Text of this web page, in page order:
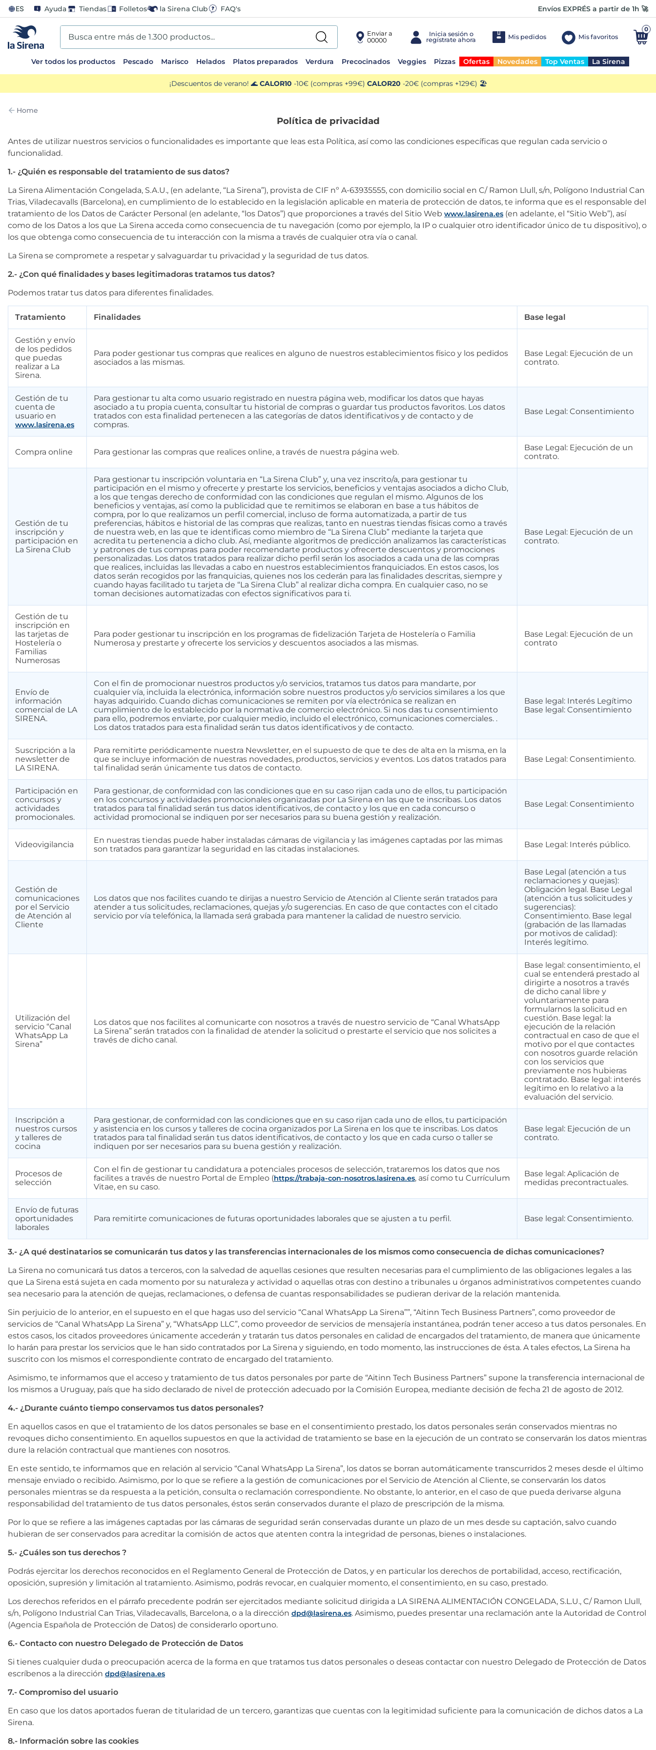
ES Ayuda Tiendas Folletos la Sirena Club FAQ's Envíos EXPRÉS a partir de 1h 🚀
Busca entre más de 1.300 productos...
Enviar a
00000
Mis pedidos Mis favoritos
0
Ver todos los productos Pescado Marisco Helados Platos preparados Verdura Precocinados Veggies Pizzas Ofertas Novedades Top Ventas La Sirena
¡Descuentos de verano! 🌊 CALOR10 -10€ (compras +99€) CALOR20 -20€ (compras +129€) 🏖️
Home
Política de privacidad
Antes de utilizar nuestros servicios o funcionalidades es importante que leas esta Política, así como las condiciones específicas que regulan cada servicio o
funcionalidad.
1.- ¿Quién es responsable del tratamiento de sus datos?
La Sirena Alimentación Congelada, S.A.U., (en adelante, “La Sirena”), provista de CIF nº A-63935555, con domicilio social en C/ Ramon Llull, s/n, Polígono Industrial Can
Trias, Viladecavalls (Barcelona), en cumplimiento de lo establecido en la legislación aplicable en materia de protección de datos, te informa que es el responsable del
tratamiento de los Datos de Carácter Personal (en adelante, “los Datos”) que proporciones a través del Sitio Web www.lasirena.es (en adelante, el “Sitio Web”), así
como de los Datos a los que La Sirena acceda como consecuencia de tu navegación (como por ejemplo, la IP o cualquier otro identificador único de tu dispositivo), o
los que obtenga como consecuencia de tu interacción con la misma a través de cualquier otra vía o canal.
La Sirena se compromete a respetar y salvaguardar tu privacidad y la seguridad de tus datos.
2.- ¿Con qué finalidades y bases legitimadoras tratamos tus datos?
Podemos tratar tus datos para diferentes finalidades.
Tratamiento Finalidades Base legal
Gestión y envío
de los pedidos
que puedas
realizar a La
Sirena.
Para poder gestionar tus compras que realices en alguno de nuestros establecimientos físico y los pedidos
asociados a las mismas.
Base Legal: Ejecución de un
contrato.
Gestión de tu
cuenta de
usuario en
www.lasirena.es
Para gestionar tu alta como usuario registrado en nuestra página web, modificar los datos que hayas
asociado a tu propia cuenta, consultar tu historial de compras o guardar tus productos favoritos. Los datos
tratados con esta finalidad pertenecen a las categorías de datos identificativos y de contacto y de
compras.
Base Legal: Consentimiento
Compra online Para gestionar las compras que realices online, a través de nuestra página web.
Base Legal: Ejecución de un
contrato.
Gestión de tu
inscripción y
participación en
La Sirena Club
Para gestionar tu inscripción voluntaria en “La Sirena Club” y, una vez inscrito/a, para gestionar tu
participación en el mismo y ofrecerte y prestarte los servicios, beneficios y ventajas asociados a dicho Club,
a los que tengas derecho de conformidad con las condiciones que regulan el mismo. Algunos de los
beneficios y ventajas, así como la publicidad que te remitimos se elaboran en base a tus hábitos de
compra, por lo que realizamos un perfil comercial, incluso de forma automatizada, a partir de tus
preferencias, hábitos e historial de las compras que realizas, tanto en nuestras tiendas físicas como a través
de nuestra web, en las que te identificas como miembro de “La Sirena Club” mediante la tarjeta que
acredita tu pertenencia a dicho club. Así, mediante algoritmos de predicción analizamos las características
y patrones de tus compras para poder recomendarte productos y ofrecerte descuentos y promociones
personalizadas. Los datos tratados para realizar dicho perfil serán los asociados a cada una de las compras
que realices, incluidas las llevadas a cabo en nuestros establecimientos franquiciados. En estos casos, los
datos serán recogidos por las franquicias, quienes nos los cederán para las finalidades descritas, siempre y
cuando hayas facilitado tu tarjeta de “La Sirena Club” al realizar dicha compra. En cualquier caso, no se
toman decisiones automatizadas con efectos significativos para ti.
Base Legal: Ejecución de un
contrato.
Gestión de tu
inscripción en
las tarjetas de
Hostelería o
Familias
Numerosas
Para poder gestionar tu inscripción en los programas de fidelización Tarjeta de Hostelería o Familia
Numerosa y prestarte y ofrecerte los servicios y descuentos asociados a las mismas.
Base Legal: Ejecución de un
contrato
Envío de
información
comercial de LA
SIRENA.
Con el fin de promocionar nuestros productos y/o servicios, tratamos tus datos para mandarte, por
cualquier vía, incluida la electrónica, información sobre nuestros productos y/o servicios similares a los que
hayas adquirido. Cuando dichas comunicaciones se remiten por vía electrónica se realizan en
cumplimiento de lo establecido por la normativa de comercio electrónico. Si nos das tu consentimiento
para ello, podremos enviarte, por cualquier medio, incluido el electrónico, comunicaciones comerciales. .
Los datos tratados para esta finalidad serán tus datos identificativos y de contacto.
Base legal: Interés Legítimo
Base legal: Consentimiento
Suscripción a la
newsletter de
LA SIRENA.
Para remitirte periódicamente nuestra Newsletter, en el supuesto de que te des de alta en la misma, en la
que se incluye información de nuestras novedades, productos, servicios y eventos. Los datos tratados para
tal finalidad serán únicamente tus datos de contacto.
Base Legal: Consentimiento.
Participación en
concursos y
actividades
promocionales.
Para gestionar, de conformidad con las condiciones que en su caso rijan cada uno de ellos, tu participación
en los concursos y actividades promocionales organizadas por La Sirena en las que te inscribas. Los datos
tratados para tal finalidad serán tus datos identificativos, de contacto y los que en cada concurso o
actividad promocional se indiquen por ser necesarios para su buena gestión y realización.
Base Legal: Consentimiento
Videovigilancia
En nuestras tiendas puede haber instaladas cámaras de vigilancia y las imágenes captadas por las mimas
son tratados para garantizar la seguridad en las citadas instalaciones.
Base Legal: Interés público.
Gestión de
comunicaciones
por el Servicio
de Atención al
Cliente
Los datos que nos facilites cuando te dirijas a nuestro Servicio de Atención al Cliente serán tratados para
atender a tus solicitudes, reclamaciones, quejas y/o sugerencias. En caso de que contactes con el citado
servicio por vía telefónica, la llamada será grabada para mantener la calidad de nuestro servicio.
Base Legal (atención a tus
reclamaciones y quejas):
Obligación legal. Base Legal
(atención a tus solicitudes y
sugerencias):
Consentimiento. Base legal
(grabación de las llamadas
por motivos de calidad):
Interés legítimo.
Utilización del
servicio “Canal
WhatsApp La
Sirena”
Los datos que nos facilites al comunicarte con nosotros a través de nuestro servicio de “Canal WhatsApp
La Sirena” serán tratados con la finalidad de atender la solicitud o prestarte el servicio que nos solicites a
través de dicho canal.
Base legal: consentimiento, el
cual se entenderá prestado al
dirigirte a nosotros a través
de dicho canal libre y
voluntariamente para
formularnos la solicitud en
cuestión. Base legal: la
ejecución de la relación
contractual en caso de que el
motivo por el que contactes
con nosotros guarde relación
con los servicios que
previamente nos hubieras
contratado. Base legal: interés
legítimo en lo relativo a la
evaluación del servicio.
Inscripción a
nuestros cursos
y talleres de
cocina
Para gestionar, de conformidad con las condiciones que en su caso rijan cada uno de ellos, tu participación
y asistencia en los cursos y talleres de cocina organizados por La Sirena en los que te inscribas. Los datos
tratados para tal finalidad serán tus datos identificativos, de contacto y los que en cada curso o taller se
indiquen por ser necesarios para su buena gestión y realización.
Base legal: Ejecución de un
contrato.
Procesos de
selección
Con el fin de gestionar tu candidatura a potenciales procesos de selección, trataremos los datos que nos
facilites a través de nuestro Portal de Empleo (https://trabaja-con-nosotros.lasirena.es, así como tu Currículum
Vitae, en su caso.
Base legal: Aplicación de
medidas precontractuales.
Envío de futuras
oportunidades
laborales
Para remitirte comunicaciones de futuras oportunidades laborales que se ajusten a tu perfil. Base legal: Consentimiento.
3.- ¿A qué destinatarios se comunicarán tus datos y las transferencias internacionales de los mismos como consecuencia de dichas comunicaciones?
La Sirena no comunicará tus datos a terceros, con la salvedad de aquellas cesiones que resulten necesarias para el cumplimiento de las obligaciones legales a las
que La Sirena está sujeta en cada momento por su naturaleza y actividad o aquellas otras con destino a tribunales u órganos administrativos competentes cuando
sea necesario para la atención de quejas, reclamaciones, o defensa de cuantas responsabilidades se pudieran derivar de la relación mantenida.
Sin perjuicio de lo anterior, en el supuesto en el que hagas uso del servicio “Canal WhatsApp La Sirena””, “Aitinn Tech Business Partners”, como proveedor de
servicios de “Canal WhatsApp La Sirena” y, “WhatsApp LLC”, como proveedor de servicios de mensajería instantánea, podrán tener acceso a tus datos personales. En
estos casos, los citados proveedores únicamente accederán y tratarán tus datos personales en calidad de encargados del tratamiento, de manera que únicamente
lo harán para prestar los servicios que le han sido contratados por La Sirena y siguiendo, en todo momento, las instrucciones de ésta. A tales efectos, La Sirena ha
suscrito con los mismos el correspondiente contrato de encargado del tratamiento.
Asimismo, te informamos que el acceso y tratamiento de tus datos personales por parte de “Aitinn Tech Business Partners” supone la transferencia internacional de
los mismos a Uruguay, país que ha sido declarado de nivel de protección adecuado por la Comisión Europea, mediante decisión de fecha 21 de agosto de 2012.
4.- ¿Durante cuánto tiempo conservamos tus datos personales?
En aquellos casos en que el tratamiento de los datos personales se base en el consentimiento prestado, los datos personales serán conservados mientras no
revoques dicho consentimiento. En aquellos supuestos en que la actividad de tratamiento se base en la ejecución de un contrato se conservarán los datos mientras
dure la relación contractual que mantienes con nosotros.
En este sentido, te informamos que en relación al servicio “Canal WhatsApp La Sirena”, los datos se borran automáticamente transcurridos 2 meses desde el último
mensaje enviado o recibido. Asimismo, por lo que se refiere a la gestión de comunicaciones por el Servicio de Atención al Cliente, se conservarán los datos
personales mientras se da respuesta a la petición, consulta o reclamación correspondiente. No obstante, lo anterior, en el caso de que pueda derivarse alguna
responsabilidad del tratamiento de tus datos personales, éstos serán conservados durante el plazo de prescripción de la misma.
Por lo que se refiere a las imágenes captadas por las cámaras de seguridad serán conservadas durante un plazo de un mes desde su captación, salvo cuando
hubieran de ser conservados para acreditar la comisión de actos que atenten contra la integridad de personas, bienes o instalaciones.
5.- ¿Cuáles son tus derechos ?
Podrás ejercitar los derechos reconocidos en el Reglamento General de Protección de Datos, y en particular los derechos de portabilidad, acceso, rectificación,
oposición, supresión y limitación al tratamiento. Asimismo, podrás revocar, en cualquier momento, el consentimiento, en su caso, prestado.
Los derechos referidos en el párrafo precedente podrán ser ejercitados mediante solicitud dirigida a LA SIRENA ALIMENTACIÓN CONGELADA, S.L.U., C/ Ramon Llull,
s/n, Polígono Industrial Can Trias, Viladecavalls, Barcelona, o a la dirección dpd@lasirena.es. Asimismo, puedes presentar una reclamación ante la Autoridad de Control
(Agencia Española de Protección de Datos) de considerarlo oportuno.
6.- Contacto con nuestro Delegado de Protección de Datos
Si tienes cualquier duda o preocupación acerca de la forma en que tratamos tus datos personales o deseas contactar con nuestro Delegado de Protección de Datos
escríbenos a la dirección dpd@lasirena.es
7.- Compromiso del usuario
En caso que los datos aportados fueran de titularidad de un tercero, garantizas que cuentas con la legitimidad suficiente para la comunicación de dichos datos a La
Sirena.
8.- Información sobre las cookies
TÉRMINOS MÁS BUSCADOS
1. helados sirena
3. patatas
. gamba
5. verduras
6. croquetas
7. canelones